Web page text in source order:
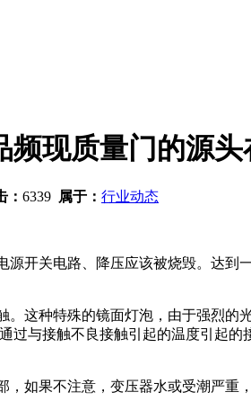
现质量门的源头
： 6339 属于： 行业动态
开关电路、降压应该被烧毁。达到
这种特殊的镜面灯泡，由于强烈的
过与接触不良接触引起的温度引起
如果不注意，变压器水或受潮严重